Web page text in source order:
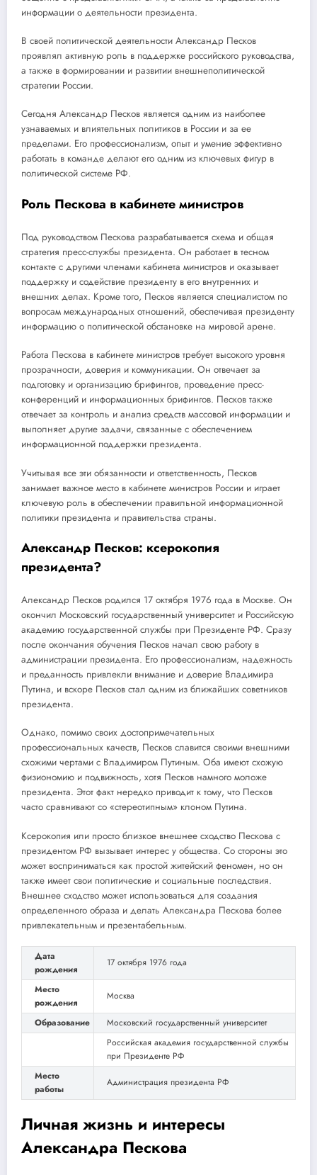
информации о деятельности президента.
В своей политической деятельности Александр Песков
проявлял активную роль в поддержке российского руководства,
а также в формировании и развитии внешнеполитической
стратегии России.
Сегодня Александр Песков является одним из наиболее
узнаваемых и влиятельных политиков в России и за ее
пределами. Его профессионализм, опыт и умение эффективно
работать в команде делают его одним из ключевых фигур в
политической системе РФ.
Роль Пескова в кабинете министров
Под руководством Пескова разрабатывается схема и общая
стратегия пресс-службы президента. Он работает в тесном
контакте с другими членами кабинета министров и оказывает
поддержку и содействие президенту в его внутренних и
внешних делах. Кроме того, Песков является специалистом по
вопросам международных отношений, обеспечивая президенту
информацию о политической обстановке на мировой арене.
Работа Пескова в кабинете министров требует высокого уровня
прозрачности, доверия и коммуникации. Он отвечает за
подготовку и организацию брифингов, проведение пресс-
конференций и информационных брифингов. Песков также
отвечает за контроль и анализ средств массовой информации и
выполняет другие задачи, связанные с обеспечением
информационной поддержки президента.
Учитывая все эти обязанности и ответственность, Песков
занимает важное место в кабинете министров России и играет
ключевую роль в обеспечении правильной информационной
политики президента и правительства страны.
Александр Песков: ксерокопия
президента?
Александр Песков родился 17 октября 1976 года в Москве. Он
окончил Московский государственный университет и Российскую
академию государственной службы при Президенте РФ. Сразу
после окончания обучения Песков начал свою работу в
администрации президента. Его профессионализм, надежность
и преданность привлекли внимание и доверие Владимира
Путина, и вскоре Песков стал одним из ближайших советников
президента.
Однако, помимо своих достопримечательных
профессиональных качеств, Песков славится своими внешними
схожими чертами с Владимиром Путиным. Оба имеют схожую
физиономию и подвижность, хотя Песков намного моложе
президента. Этот факт нередко приводит к тому, что Песков
часто сравнивают со «стереотипным» клоном Путина.
Ксерокопия или просто близкое внешнее сходство Пескова с
президентом РФ вызывает интерес у общества. Со стороны это
может восприниматься как простой житейский феномен, но он
также имеет свои политические и социальные последствия.
Внешнее сходство может использоваться для создания
определенного образа и делать Александра Пескова более
привлекательным и презентабельным.
Дата
рождения
17 октября 1976 года
Место
рождения
Москва
Образование
Московский государственный университет
Российская академия государственной службы
при Президенте РФ
Место
работы
Администрация президента РФ
Личная жизнь и интересы
Александра Пескова